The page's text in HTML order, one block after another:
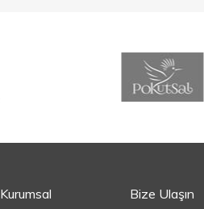
Kurumsal Bize Ulaşın